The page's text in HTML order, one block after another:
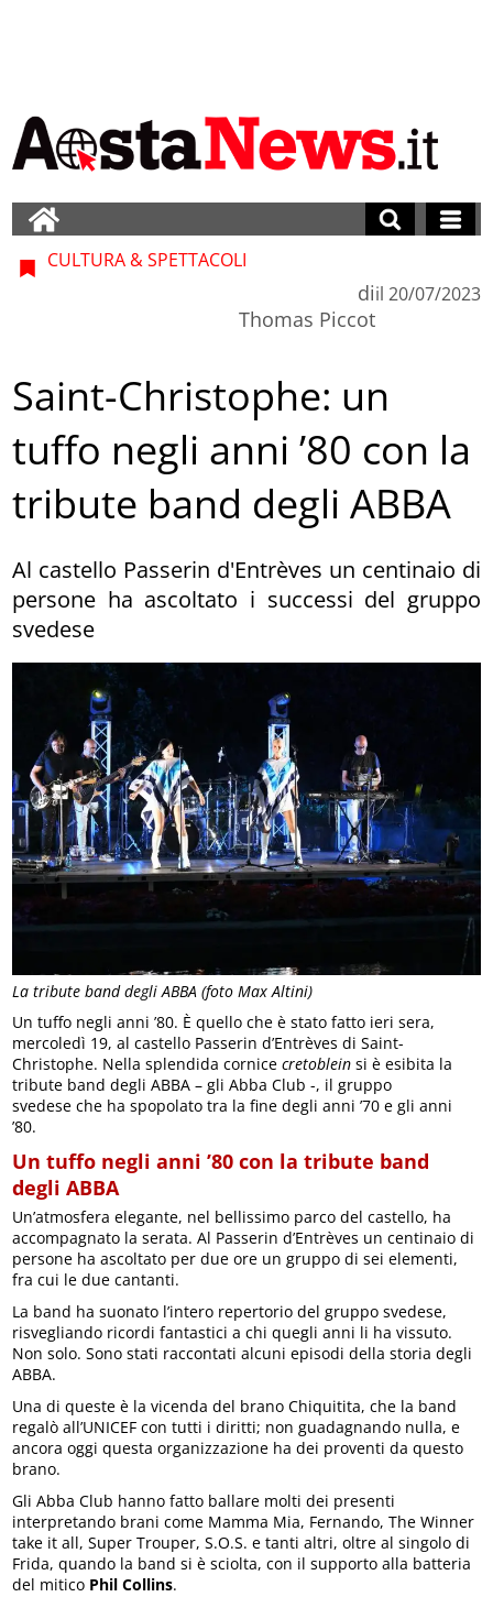
La tribute band degli ABBA (foto Max Altini)
CULTURA & SPETTACOLI
di
Thomas Piccot
il 20/07/2023
Saint-Christophe: un
tuffo negli anni ’80 con la
tribute band degli ABBA
Al castello Passerin d'Entrèves un centinaio di
persone ha ascoltato i successi del gruppo
svedese
Un tuffo negli anni ’80. È quello che è stato fatto ieri sera,
mercoledì 19, al castello Passerin d’Entrèves di Saint-
Christophe. Nella splendida cornicecretoblein si è esibita la
tribute band degli ABBA – gli Abba Club -, il gruppo
svedese che ha spopolato tra la fine degli anni ’70 e gli anni
’80.
Un tuffo negli anni ’80 con la tribute band
degli ABBA
Un’atmosfera elegante, nel bellissimo parco del castello, ha
accompagnato la serata. Al Passerin d’Entrèves un centinaio di
persone ha ascoltato per due ore un gruppo di sei elementi,
fra cui le due cantanti.
La band ha suonato l’intero repertorio del gruppo svedese,
risvegliando ricordi fantastici a chi quegli anni li ha vissuto.
Non solo. Sono stati raccontati alcuni episodi della storia degli
ABBA.
Una di queste è la vicenda del brano Chiquitita, che la band
regalò all’UNICEF con tutti i diritti; non guadagnando nulla, e
ancora oggi questa organizzazione ha dei proventi da questo
brano.
Gli Abba Club hanno fatto ballare molti dei presenti
interpretando brani come Mamma Mia, Fernando, The Winner
take it all, Super Trouper, S.O.S. e tanti altri, oltre al singolo di
Frida, quando la band si è sciolta, con il supporto alla batteria
del mitico Phil Collins.